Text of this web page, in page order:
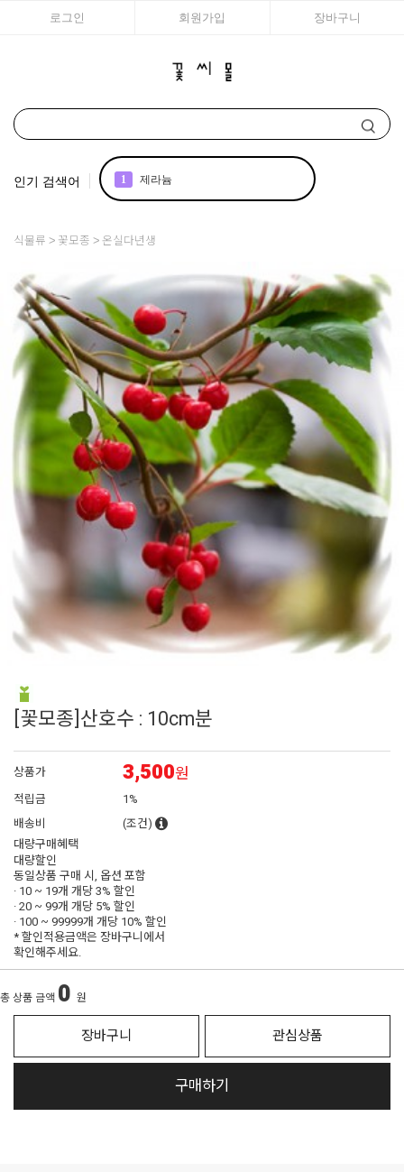
로그인 회원가입 장바구니
인기 검색어 1 제라늄
4 접시꽃
5 어린모종 국화
6 에키네시아
7 백합
8 그라스
조날
10 대국
식물류 꽃모종 온실다년생
[꽃모종]산호수 : 10cm분
상품가 3,500원
적립금
1%
배송비
(조건)
대량구매혜택
대량할인
동일상품 구매 시, 옵션 포함
· 10 ~ 19개 개당3% 할인
· 20 ~ 99개 개당 5% 할인
· 100 ~ 99999개 개당 10% 할인
* 할인적용금액은 장바구니에서
확인해주세요.
총 상품 금액 0 원
장바구니 관심상품
구매하기